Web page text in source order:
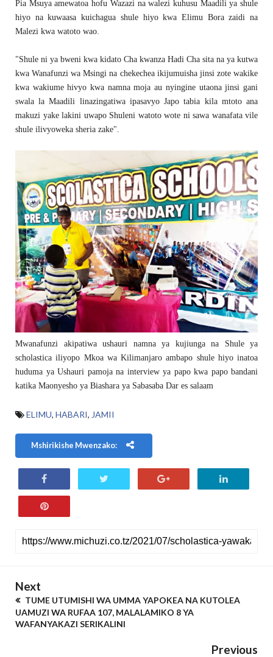
Pia Msuya amewatoa hofu Wazazi na walezi kuhusu Maadili ya shule
hiyo na kuwaasa kuichagua shule hiyo kwa Elimu Bora zaidi na
Malezi kwa watoto wao.
"Shule ni ya bweni kwa kidato Cha kwanza Hadi Cha sita na ya kutwa
kwa Wanafunzi wa Msingi na chekechea ikijumuisha jinsi zote wakike
kwa wakiume hivyo kwa namna moja au nyingine utaona jinsi gani
swala la Maadili linazingatiwa ipasavyo Japo tabia kila mtoto ana
makuzi yake lakini uwapo Shuleni watoto wote ni sawa wanafata vile
shule ilivyoweka sheria zake".
Mwanafunzi akipatiwa ushauri namna ya kujiunga na Shule ya
scholastica iliyopo Mkoa wa Kilimanjaro ambapo shule hiyo inatoa
huduma ya Ushauri pamoja na interview ya papo kwa papo bandani
katika Maonyesho ya Biashara ya Sabasaba Dar es salaam
ELIMU, HABARI, JAMII
Mshirikishe Mwenzako:
Next
TUME UTUMISHI WA UMMA YAPOKEA NA KUTOLEA
UAMUZI WA RUFAA 107, MALALAMIKO 8 YA
WAFANYAKAZI SERIKALINI
Previous